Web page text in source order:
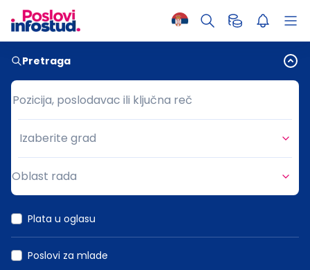
Pretraga
Pozicija, poslodavac ili ključna reč
Pozicija, poslodavac ili ključna reč
Grad
Izaberite grad
Oblast rada
Plata u oglasu
Poslovi za mlade